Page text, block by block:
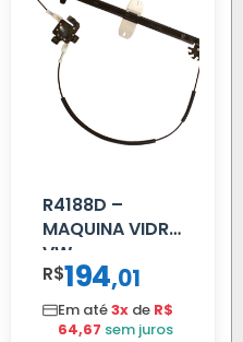
R4188D –
MAQUINA VIDRO
VW
CONSTELLATION
MANUAL LD
R$194,01
Em até3x de R$
64,67 sem juros